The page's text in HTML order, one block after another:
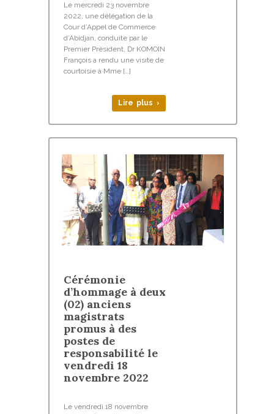
Le mercredi 23 novembre
2022, une délégation de la
Cour d’Appel de Commerce
d’Abidjan, conduite par le
Premier Président, Dr KOMOIN
François a rendu une visite de
courtoisie à Mme […]
Lire plus ›
Cérémonie
d’hommage à deux
(02) anciens
magistrats
promus à des
postes de
responsabilité le
vendredi 18
novembre 2022
Le vendredi 18 novembre